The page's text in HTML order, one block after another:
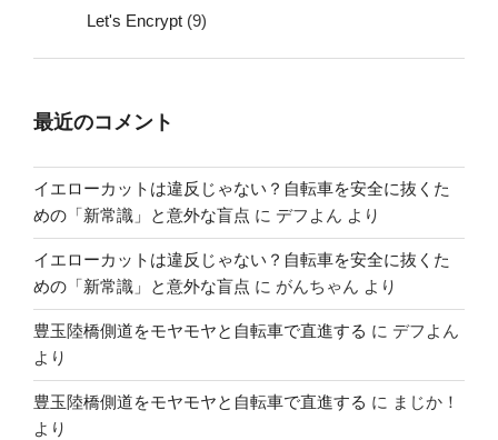
Let's Encrypt (9)
最近のコメント
イエローカットは違反じゃない？自転車を安全に抜くた
めの「新常識」と意外な盲点 に デフよん より
イエローカットは違反じゃない？自転車を安全に抜くた
めの「新常識」と意外な盲点 に がんちゃん より
豊玉陸橋側道をモヤモヤと自転車で直進する に デフよん
より
豊玉陸橋側道をモヤモヤと自転車で直進する に まじか！
より